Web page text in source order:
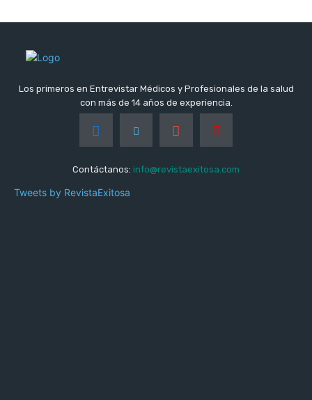
Los primeros en Entrevistar Médicos y Profesionales de la salud
con más de 14 años de experiencia.
Contáctanos: info@revistaexitosa.com
Tweets by RevistaExitosa